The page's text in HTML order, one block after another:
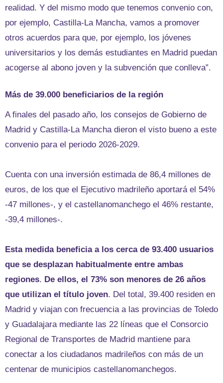
realidad. Y del mismo modo que tenemos convenio con,
por ejemplo, Castilla-La Mancha, vamos a promover
otros acuerdos para que, por ejemplo, los jóvenes
universitarios y los demás estudiantes en Madrid puedan
acogerse al abono joven y la subvención que conlleva”.
Más de 39.000 beneficiarios de la región
A finales del pasado año, los consejos de Gobierno de
Madrid y Castilla-La Mancha dieron el visto bueno a este
convenio para el periodo 2026-2029.
Cuenta con una inversión estimada de 86,4 millones de
euros, de los que el Ejecutivo madrileño aportará el 54%
-47 millones-, y el castellanomanchego el 46% restante,
-39,4 millones-.
Esta medida beneficia a los cerca de 93.400 usuarios
que se desplazan habitualmente entre ambas
regiones. De ellos, el 73% son menores de 26 años
que utilizan el título joven. Del total, 39.400 residen en
Madrid y viajan con frecuencia a las provincias de Toledo
y Guadalajara mediante las 22 líneas que el Consorcio
Regional de Transportes de Madrid mantiene para
conectar a los ciudadanos madrileños con más de un
centenar de municipios castellanomanchegos.